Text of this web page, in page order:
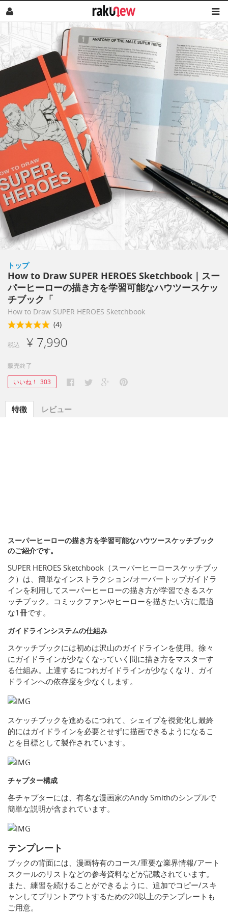
トップ
How to Draw SUPER HEROES Sketchbook｜スー
パーヒーローの描き方を学習可能なハウツースケッ
チブック「
How to Draw SUPER HEROES Sketchbook
(4)
税込 ¥ 7,990
販売終了
いいね！ 303
特徴 レビュー
スーパーヒーローの描き方を学習可能なハウツースケッチブック
のご紹介です。
SUPER HEROES Sketchbook（スーパーヒーロースケッチブッ
ク）は、簡単なインストラクション/オーバートップガイドラ
インを利用してスーパーヒーローの描き方が学習できるスケ
ッチブック。コミックファンやヒーローを描きたい方に最適
な1冊です。
ガイドラインシステムの仕組み
スケッチブックには初めは沢山のガイドラインを使用。徐々
にガイドラインが少なくなっていく間に描き方をマスターす
る仕組み。上達するにつれガイドラインが少なくなり、ガイ
ドラインへの依存度を少なくします。
スケッチブックを進めるにつれて、シェイプを視覚化し最終
的にはガイドラインを必要とせずに描画できるようになるこ
とを目標として製作されています。
チャプター構成
各チャプターには、有名な漫画家のAndy Smithのシンプルで
簡単な説明が含まれています。
テンプレート
ブックの背面には、漫画特有のコース/重要な業界情報/アート
スクールのリストなどの参考資料などが記載されています。
また、練習を続けることができるように、追加でコピー/スキ
ャンしてプリントアウトするための20以上のテンプレートも
ご用意。